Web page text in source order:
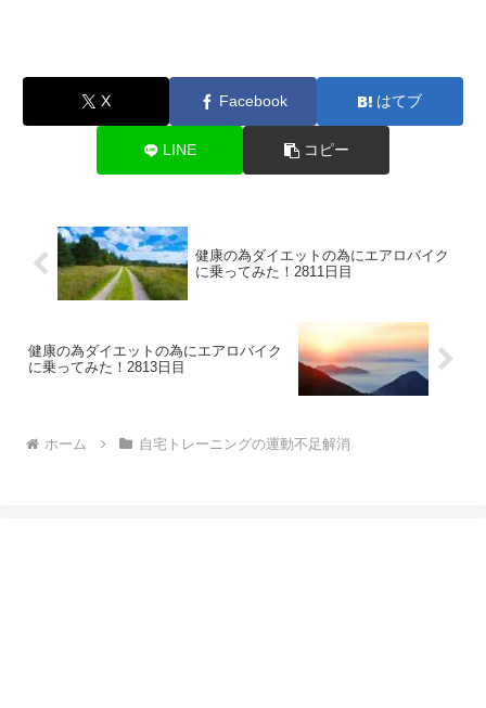
X Facebook はてブ
LINE コピー
健康の為ダイエットの為にエアロバイク
に乗ってみた！2811日目
健康の為ダイエットの為にエアロバイク
に乗ってみた！2813日目
ホーム 自宅トレーニングの運動不足解消